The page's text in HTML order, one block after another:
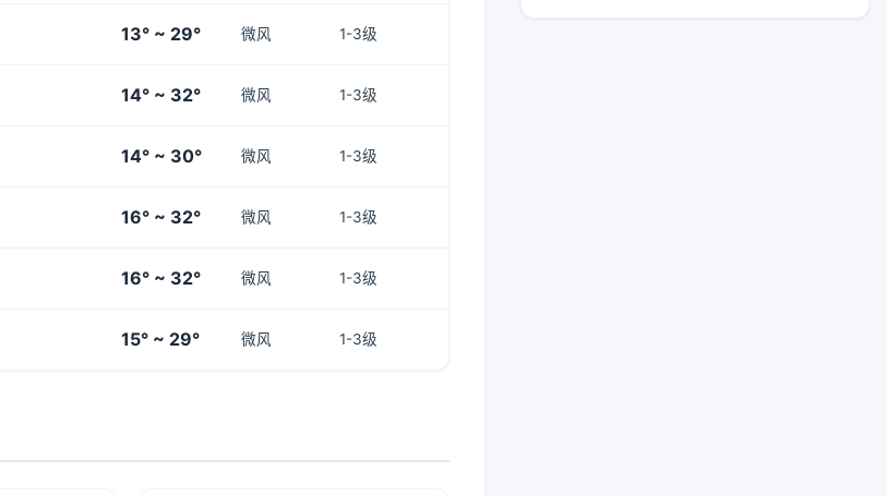
13° ~ 29° 微风 1-3级
14° ~ 32° 微风 1-3级
14° ~ 30° 微风 1-3级
16° ~ 32° 微风 1-3级
16° ~ 32° 微风 1-3级
15° ~ 29° 微风 1-3级